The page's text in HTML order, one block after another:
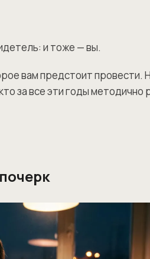
и тоже — вы.
вам предстоит провести.
за все эти годы методично